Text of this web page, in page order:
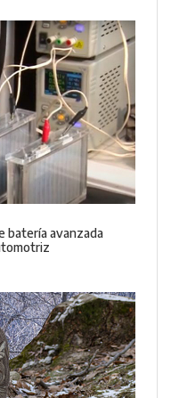
batería avanzada